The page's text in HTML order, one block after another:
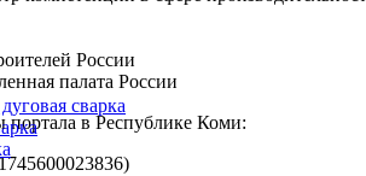
сварка
портала в Республике Коми: